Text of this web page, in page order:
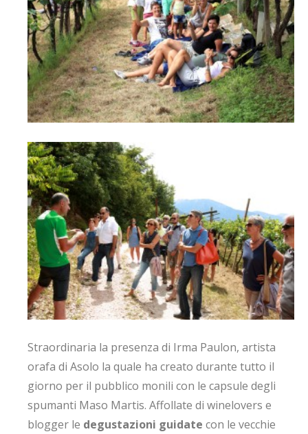
Straordinaria la presenza di Irma Paulon, artista
orafa di Asolo la quale ha creato durante tutto il
giorno per il pubblico monili con le capsule degli
spumanti Maso Martis. Affollate di winelovers e
blogger le degustazioni guidate con le vecchie